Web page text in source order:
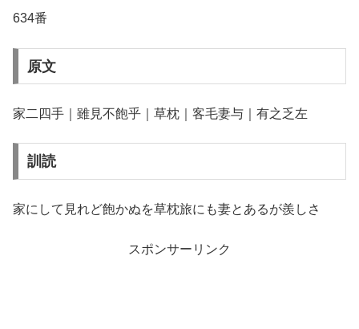
634番
原文
家二四手｜雖見不飽乎｜草枕｜客毛妻与｜有之乏左
訓読
家にして見れど飽かぬを草枕旅にも妻とあるが羨しさ
スポンサーリンク